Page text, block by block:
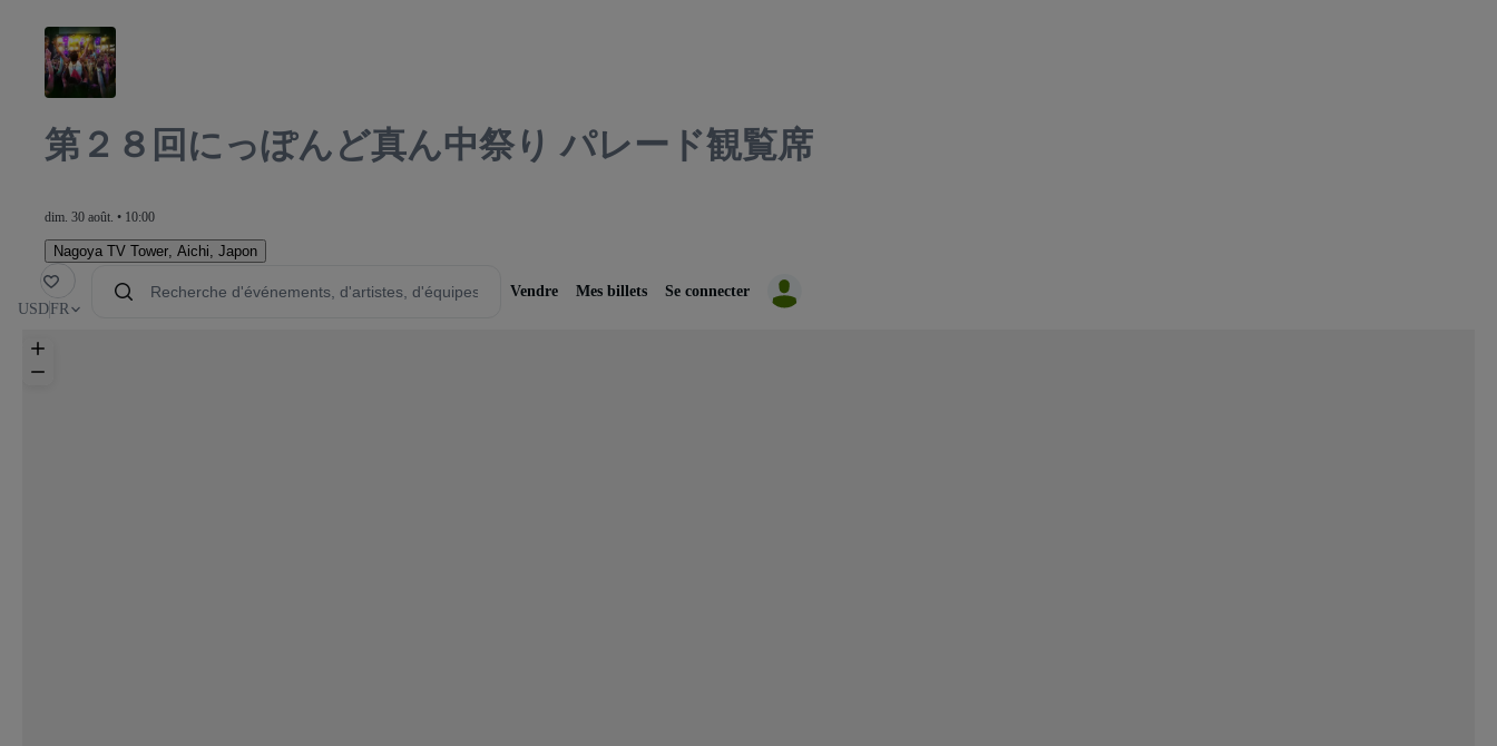
第２８回にっぽんど真ん中祭り パレード観覧席
dim. 30 août. • 10:00
Nagoya TV Tower Aichi, Japon
USD FR
Vendre Mes billets Se connecter